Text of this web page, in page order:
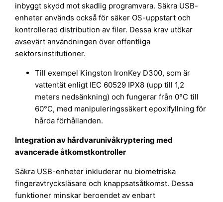
inbyggt skydd mot skadlig programvara. Säkra USB-
enheter används också för säker OS-uppstart och
kontrollerad distribution av filer. Dessa krav utökar
avsevärt användningen över offentliga
sektorsinstitutioner.
Till exempel Kingston IronKey D300, som är
vattentät enligt IEC 60529 IPX8 (upp till 1,2
meters nedsänkning) och fungerar från 0°C till
60°C, med manipuleringssäkert epoxifyllning för
hårda förhållanden.
Integration av hårdvarunivåkryptering med
avancerade åtkomstkontroller
Säkra USB-enheter inkluderar nu biometriska
fingeravtrycksläsare och knappsatsåtkomst. Dessa
funktioner minskar beroendet av enbart